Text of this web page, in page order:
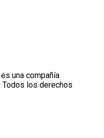
una compañía
los derechos